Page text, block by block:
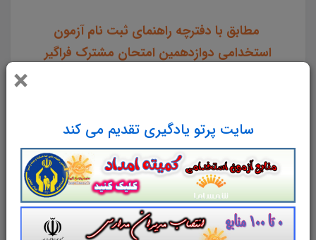
×
سایت پرتو یادگیری تقدیم می کند
مطابق با دفترچه راهنمای ثبت نام آزمون
استخدامی دوازدهمین امتحان مشترک فراگیر
لینک دانلود
متن کامل برنامه هفتم توسعه